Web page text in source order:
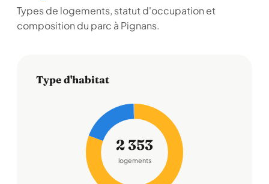
Types de logements, statut d'occupation et
composition du parc à Pignans.
Type d'habitat
2 353
logements